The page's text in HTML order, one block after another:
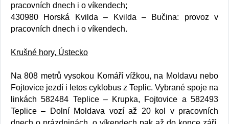
pracovních dnech i o víkendech;
430980 Horská Kvilda – Kvilda – Bučina: provoz v
pracovních dnech i o víkendech.
Krušné hory, Ústecko
Na 808 metrů vysokou Komáří vížkou, na Moldavu nebo
Fojtovice jezdí i letos cyklobus z Teplic. Vybrané spoje na
linkách 582484 Teplice – Krupka, Fojtovice a 582493
Teplice – Dolní Moldava vozí až 20 kol v pracovních